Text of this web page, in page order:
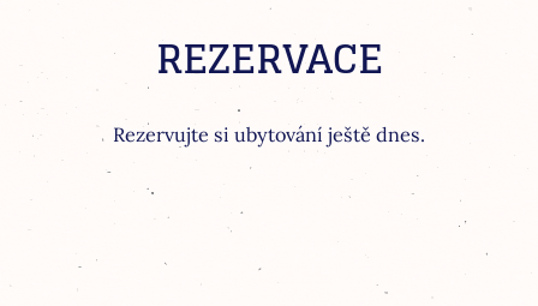
REZERVACE
Rezervujte si ubytování ještě dnes.